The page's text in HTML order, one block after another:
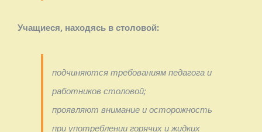
Учащиеся, находясь в столовой:
подчиняются требованиям педагога и
работников столовой;
проявляют внимание и осторожность
при употреблении горячих и жидких